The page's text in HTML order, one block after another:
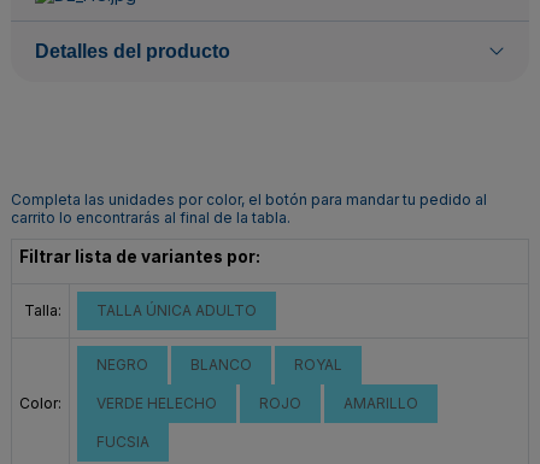
Detalles del producto
Completa las unidades por color, el botón para mandar tu pedido al
carrito lo encontrarás al final de la tabla.
Filtrar lista de variantes por:
Talla: TALLA ÚNICA ADULTO
Color:
NEGRO BLANCO ROYAL
VERDE HELECHO ROJO AMARILLO
FUCSIA